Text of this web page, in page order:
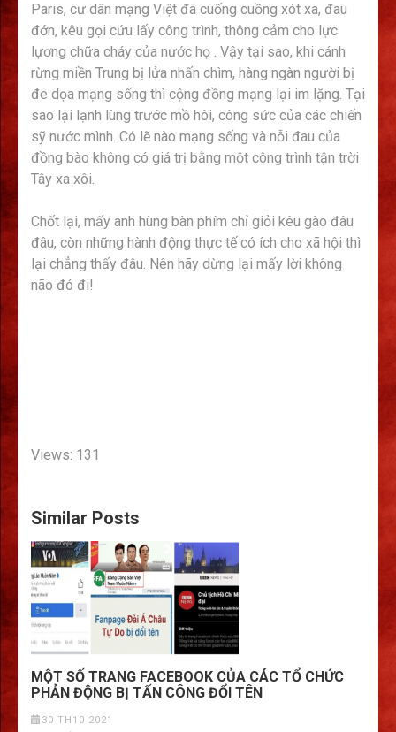
Paris, cư dân mạng Việt đã cuống cuồng xót xa, đau
đớn, kêu gọi cứu lấy công trình, thông cảm cho lực
lựơng chữa cháy của nước họ . Vậy tại sao, khi cánh
rừng miền Trung bị lửa nhấn chìm, hàng ngàn người bị
đe dọa mạng sống thì cộng đồng mạng lại im lặng. Tại
sao lại lạnh lùng trước mồ hôi, công sức của các chiến
sỹ nước mình. Có lẽ nào mạng sống và nỗi đau của
đồng bào không có giá trị bằng một công trình tận trời
Tây xa xôi.
Chốt lại, mấy anh hùng bàn phím chỉ giỏi kêu gào đâu
đâu, còn những hành động thực tế có ích cho xã hội thì
lại chẳng thấy đâu. Nên hãy dừng lại mấy lời không
não đó đi!
Views: 131
Similar Posts
MỘT SỐ TRANG FACEBOOK CỦA CÁC TỔ CHỨC
PHẢN ĐỘNG BỊ TẤN CÔNG ĐỔI TÊN
30 TH10 2021